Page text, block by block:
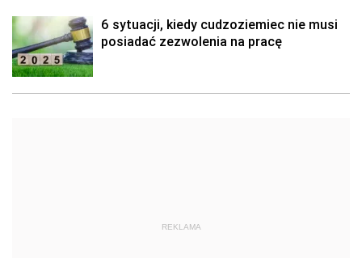
6 sytuacji, kiedy cudzoziemiec nie musi
posiadać zezwolenia na pracę
REKLAMA